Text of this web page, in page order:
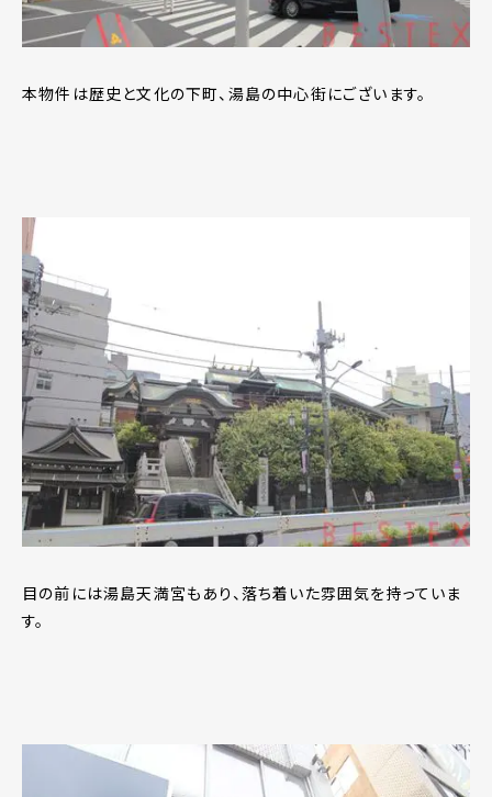
本物件は歴史と文化の下町、湯島の中心街にございます。
目の前には湯島天満宮もあり、落ち着いた雰囲気を持っていま
す。